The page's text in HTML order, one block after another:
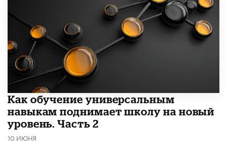
​Как обучение универсальным
навыкам поднимает школу на новый
уровень. Часть 2
10 ИЮНЯ